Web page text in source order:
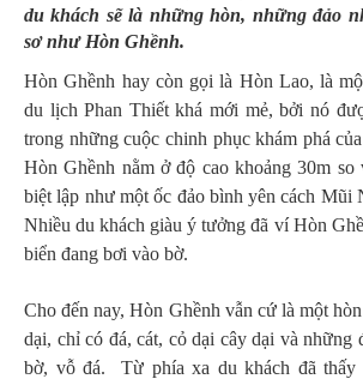
du khách sẽ là những hòn, những đảo
sơ như Hòn Ghềnh.
Hòn Ghềnh hay còn gọi là Hòn Lao, là
du lịch Phan Thiết khá mới mẻ, bởi nó
trong những cuộc chinh phục khám phá
Hòn Ghềnh nằm ở độ cao khoảng 30m
biệt lập như một ốc đảo bình yên cách Mũi
Nhiều du khách giàu ý tưởng đã ví Hòn
biển đang bơi vào bờ.
Cho đến nay, Hòn Ghềnh vẫn cứ là một
dại, chỉ có đá, cát, cỏ dại cây dại và những
bờ, vỗ đá. Từ phía xa du khách đã thấy